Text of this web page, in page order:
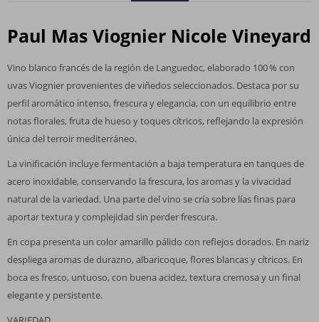
Paul Mas Viognier Nicole Vineyard
Vino blanco francés de la región de Languedoc, elaborado 100 % con
uvas Viognier provenientes de viñedos seleccionados. Destaca por su
perfil aromático intenso, frescura y elegancia, con un equilibrio entre
notas florales, fruta de hueso y toques cítricos, reflejando la expresión
única del terroir mediterráneo.
La vinificación incluye fermentación a baja temperatura en tanques de
acero inoxidable, conservando la frescura, los aromas y la vivacidad
natural de la variedad. Una parte del vino se cría sobre lías finas para
aportar textura y complejidad sin perder frescura.
En copa presenta un color amarillo pálido con reflejos dorados. En nariz
despliega aromas de durazno, albaricoque, flores blancas y cítricos. En
boca es fresco, untuoso, con buena acidez, textura cremosa y un final
elegante y persistente.